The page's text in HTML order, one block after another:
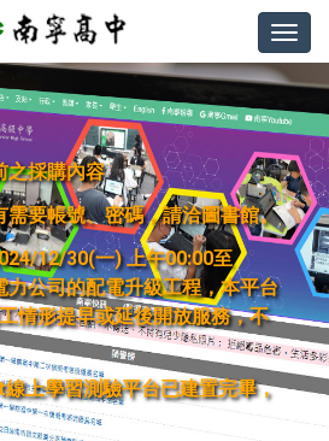
之採購內容
要帳號、密碼，請洽圖書館。
12/30(一) 上午00:00至
力公司的配電升級工程，本平台
情形提早或延後開放服務，不
上學習測驗平台已建置完畢，